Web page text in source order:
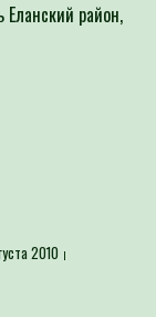
район,
2010